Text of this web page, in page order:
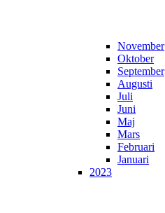
November
Oktober
September
Augusti
Juli
Juni
Maj
Mars
Februari
Januari
2023